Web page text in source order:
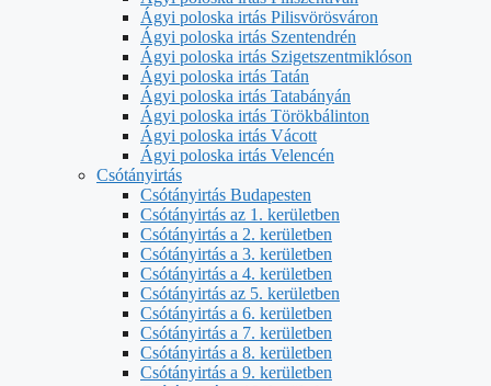
Ágyi poloska irtás Pilisvörösváron
Ágyi poloska irtás Szentendrén
Ágyi poloska irtás Szigetszentmiklóson
Ágyi poloska irtás Tatán
Ágyi poloska irtás Tatabányán
Ágyi poloska irtás Törökbálinton
Ágyi poloska irtás Vácott
Ágyi poloska irtás Velencén
Csótányirtás
Csótányirtás Budapesten
Csótányirtás az 1. kerületben
Csótányirtás a 2. kerületben
Csótányirtás a 3. kerületben
Csótányirtás a 4. kerületben
Csótányirtás az 5. kerületben
Csótányirtás a 6. kerületben
Csótányirtás a 7. kerületben
Csótányirtás a 8. kerületben
Csótányirtás a 9. kerületben